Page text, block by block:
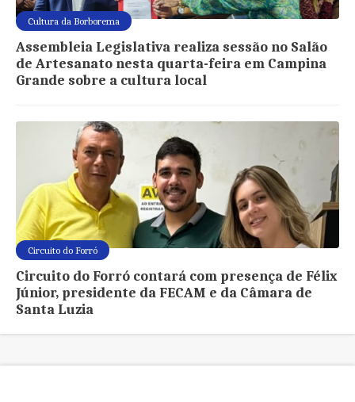
Cultura da Borborema
Assembleia Legislativa realiza sessão no Salão
de Artesanato nesta quarta-feira em Campina
Grande sobre a cultura local
Circuito do Forró
Circuito do Forró contará com presença de Félix
Júnior, presidente da FECAM e da Câmara de
Santa Luzia